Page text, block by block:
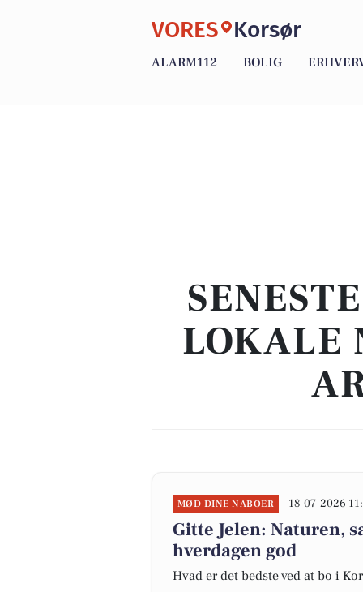
VORES Korsør
ALARM112 BOLIG
LOKALE
MØD DINE NABOER 18-07-2026
Gitte Jelen: Naturen,
hverdagen god
Hvad er det bedste ved at bo i